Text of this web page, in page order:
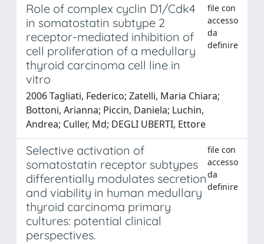
Role of complex cyclin D1/Cdk4
in somatostatin subtype 2
receptor-mediated inhibition of
cell proliferation of a medullary
thyroid carcinoma cell line in
vitro
file con
accesso
da
definire
2006 Tagliati, Federico; Zatelli, Maria Chiara;
Bottoni, Arianna; Piccin, Daniela; Luchin,
Andrea; Culler, Md; DEGLI UBERTI, Ettore
Selective activation of
somatostatin receptor subtypes
differentially modulates secretion
and viability in human medullary
thyroid carcinoma primary
cultures: potential clinical
perspectives.
file con
accesso
da
definire